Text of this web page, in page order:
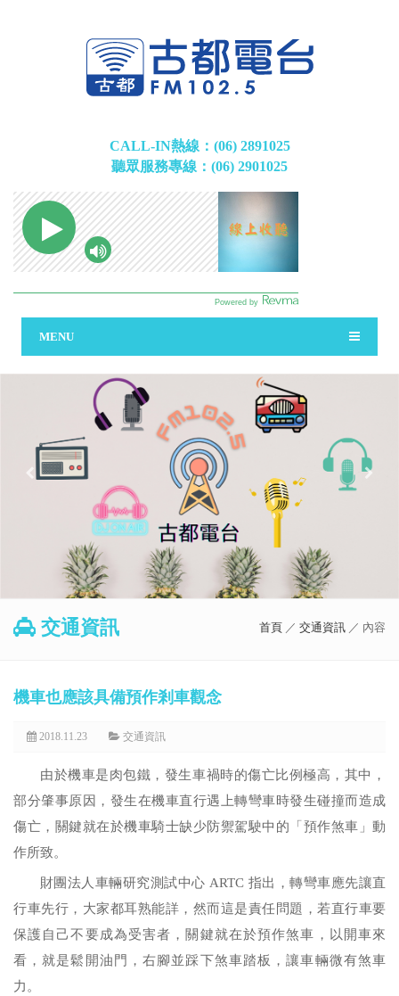
CALL-IN熱線：(06) 2891025
聽眾服務專線：(06) 2901025
MENU
交通資訊 首頁 ／ 交通資訊 ／ 內容
機車也應該具備預作剎車觀念
2018.11.23 交通資訊
由於機車是肉包鐵，發生車禍時的傷亡比例極高，其中，
部分肇事原因，發生在機車直行遇上轉彎車時發生碰撞而造成
傷亡，關鍵就在於機車騎士缺少防禦駕駛中的「預作煞車」動
作所致。
財團法人車輛研究測試中心 ARTC 指出，轉彎車應先讓直
行車先行，大家都耳熟能詳，然而這是責任問題，若直行車要
保護自己不要成為受害者，關鍵就在於預作煞車，以開車來
看，就是鬆開油門，右腳並踩下煞車踏板，讓車輛微有煞車
力。